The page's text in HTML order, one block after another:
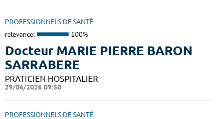
PROFESSIONNELS DE SANTÉ
relevance: 100%
Docteur MARIE PIERRE BARON
SARRABERE
PRATICIEN HOSPITALIER
29/04/2026 09:50
PROFESSIONNELS DE SANTÉ